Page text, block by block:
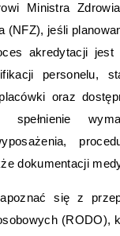
Ministra
(NFZ), jeśli
akredytacji jest
personelu,
oraz
spełnienie
dokumentacji
się z
(RODO),